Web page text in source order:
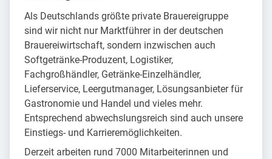
Als Deutschlands größte private Brauereigruppe
sind wir nicht nur Marktführer in der deutschen
Brauereiwirtschaft, sondern inzwischen auch
Softgetränke-Produzent, Logistiker,
Fachgroßhändler, Getränke-Einzelhändler,
Lieferservice, Leergutmanager, Lösungsanbieter für
Gastronomie und Handel und vieles mehr.
Entsprechend abwechslungsreich sind auch unsere
Einstiegs- und Karrieremöglichkeiten.
Derzeit arbeiten rund 7000 Mitarbeiterinnen und